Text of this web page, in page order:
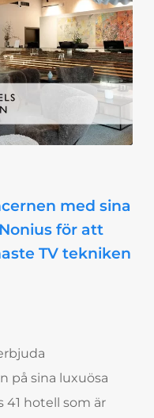
med sina
för att
TV tekniken
på sina luxuösa
41 hotell som är